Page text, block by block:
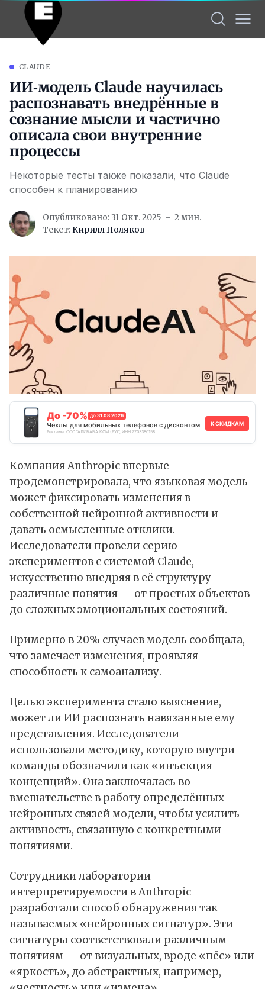
CLAUDE
ИИ‑модель Claude научилась
распознавать внедрённые в
сознание мысли и частично
описала свои внутренние
процессы
Некоторые тесты также показали, что Claude
способен к планированию
Опубликовано: 31 Окт. 2025
2 мин.
Текст: Кирилл Поляков
До -70% до 31.08.2026
Чехлы для мобильных телефонов с дисконтом
Реклама. ООО "АЛИБАБА.КОМ (РУ)", ИНН 7703380158
К СКИДКАМ
Компания Anthropic впервые
продемонстрировала, что языковая модель
может фиксировать изменения в
собственной нейронной активности и
давать осмысленные отклики.
Исследователи провели серию
экспериментов с системой Claude,
искусственно внедряя в её структуру
различные понятия — от простых объектов
до сложных эмоциональных состояний.
Примерно в 20% случаев модель сообщала,
что замечает изменения, проявляя
способность к самоанализу.
Целью эксперимента стало выяснение,
может ли ИИ распознать навязанные ему
представления. Исследователи
использовали методику, которую внутри
команды обозначили как «инъекция
концепций». Она заключалась во
вмешательстве в работу определённых
нейронных связей модели, чтобы усилить
активность, связанную с конкретными
понятиями.
Сотрудники лаборатории
интерпретируемости в Anthropic
разработали способ обнаружения так
называемых «нейронных сигнатур». Эти
сигнатуры соответствовали различным
понятиям — от визуальных, вроде «пёс» или
«яркость», до абстрактных, например,